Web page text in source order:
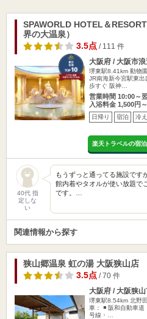
SPAWORLD HOTEL＆
界の大温泉）
3.5点/ 111 件
大阪府 / 大阪市
堺東駅8.41km 動物
JR南海新今宮駅東
歩すぐ 阪神…
営業時間 10:00～
入浴料金 1,500円～
日帰り 宿泊 冷
楽天トラベルの宿
40代 指
定しな
い
もうずっと通ってる施設です
館内着やタオルが使い放題で
です。…
関連情報から探す
狭山郷温泉 虹の湯 大阪狭山店
3.5点/ 70 件
大阪府 / 大阪狭
堺東駅8.54km 北野
車： ◾️ 阪和自動車
号線・…